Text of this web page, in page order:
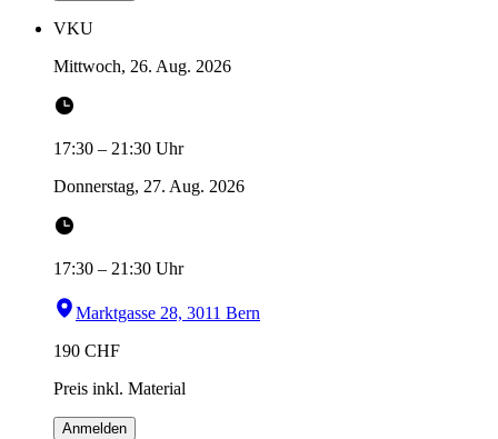
VKU
Mittwoch, 26. Aug. 2026
17:30 – 21:30 Uhr
Donnerstag, 27. Aug. 2026
17:30 – 21:30 Uhr
Marktgasse 28, 3011 Bern
190 CHF
Preis inkl. Material
Anmelden